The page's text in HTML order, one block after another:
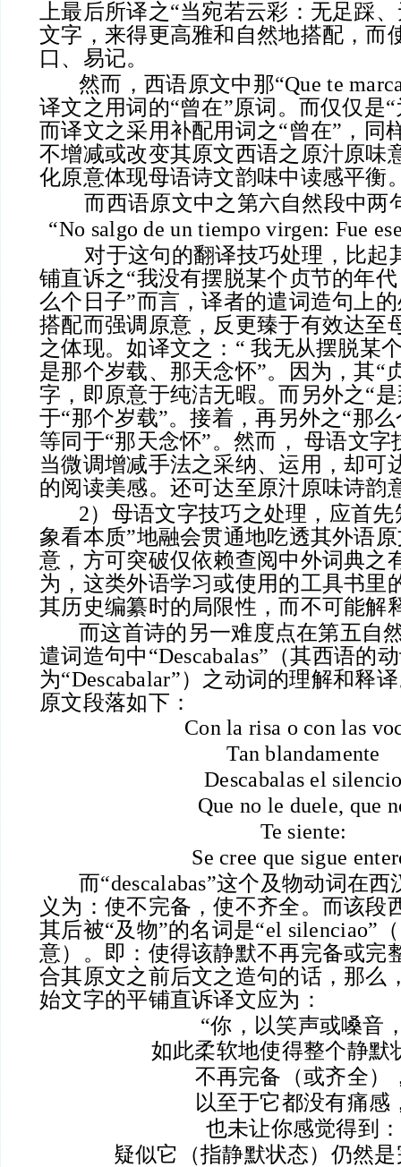
上最后所译之“当宛若云彩：无足踩
文字，来得更高雅和自然地搭配，而
口、易记。
然而，西语原文中那“Que te
译文之用词的“曾在”原词。而仅仅是
而译文之采用补配用词之“曾在”，同
不增减或改变其原文西语之原汁原味
化原意体现母语诗文韵味中读感平衡
而西语原文中之第六自然段中两
“No salgo de un tiempo virgen: Fue
对于这句的翻译技巧处理，比起
铺直诉之“我没有摆脱某个贞节的年
么个日子”而言，译者的遣词造句上
搭配而强调原意，反更臻于有效达至
之体现。如译文之：“ 我无从摆脱某
是那个岁载、那天念怀”。因为，其“
字，即原意于纯洁无暇。而另外之“
于“那个岁载”。接着，再另外之“那
等同于“那天念怀”。然而， 母语文
当微调增减手法之采纳、运用，却可
的阅读美感。还可达至原汁原味诗韵
2）母语文字技巧之处理，应首先
象看本质”地融会贯通地吃透其外语
意，方可突破仅依赖查阅中外词典之
为，这类外语学习或使用的工具书里
其历史编纂时的局限性，而不可能解
而这首诗的另一难度点在第五自
遣词造句中“Descabalas”（其西语的
为“Descabalar”）之动词的理解和释
原文段落如下：
Con la risa o con las
Tan blandamente
Descabalas el
Que no le duele, que
Te siente:
Se cree que sigue
而“descalabas”这个及物动词在西
义为：使不完备，使不齐全。而该段
其后被“及物”的名词是“el silenciao”
意）。即：使得该静默不再完备或完
合其原文之前后文之造句的话，那么
始文字的平铺直诉译文应为：
“你，以笑声或嗓音
如此柔软地使得整个静默
不再完备（或齐全）
以至于它都没有痛感
也未让你感觉得到：
疑似它（指静默状态）仍然